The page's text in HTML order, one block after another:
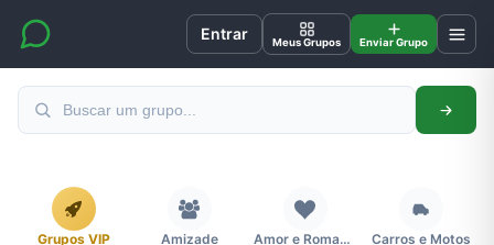
Entrar Meus Grupos Enviar Grupo
Grupos VIP Amizade Amor e Romance Carros e Motos